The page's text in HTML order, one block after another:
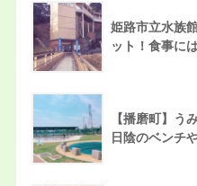
姫路市立水族
ット！食事に
【播磨町】う
日陰のベンチ